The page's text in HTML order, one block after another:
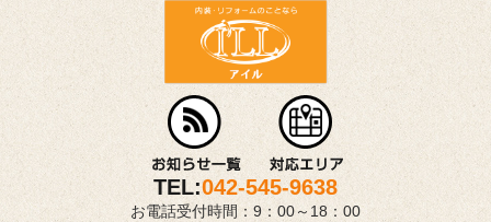
TEL:042-545-9638
お電話受付時間：9：00～18：00